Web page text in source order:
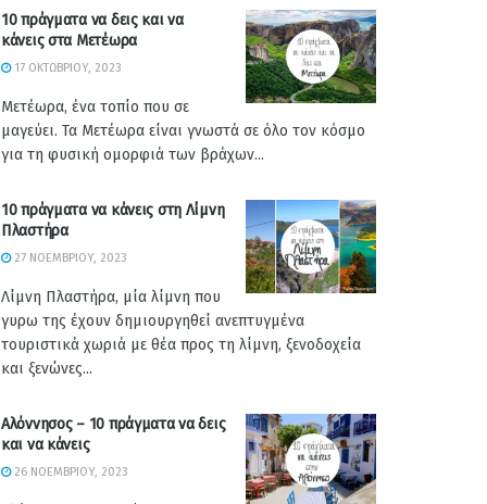
10 πράγματα να δεις και να
κάνεις στα Μετέωρα
17 ΟΚΤΩΒΡΊΟΥ, 2023
Μετέωρα, ένα τοπίο που σε
μαγεύει. Τα Μετέωρα είναι γνωστά σε όλο τον κόσμο
για τη φυσική ομορφιά των βράχων...
10 πράγματα να κάνεις στη Λίμνη
Πλαστήρα
27 ΝΟΕΜΒΡΊΟΥ, 2023
Λίμνη Πλαστήρα, μία λίμνη που
γυρω της έχουν δημιουργηθεί ανεπτυγμένα
τουριστικά χωριά με θέα προς τη λίμνη, ξενοδοχεία
και ξενώνες...
Αλόννησος – 10 πράγματα να δεις
και να κάνεις
26 ΝΟΕΜΒΡΊΟΥ, 2023